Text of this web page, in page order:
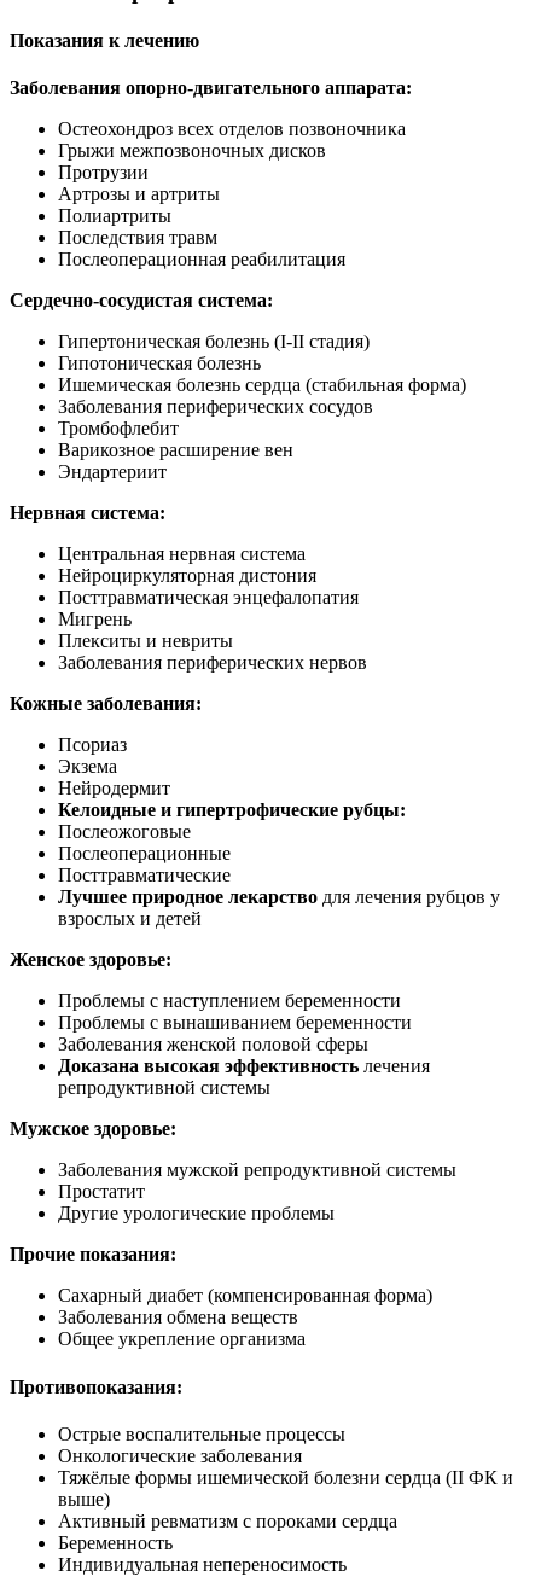
Показания к лечению
Заболевания опорно-двигательного аппарата:
Остеохондроз всех отделов позвоночника
Грыжи межпозвоночных дисков
Протрузии
Артрозы и артриты
Полиартриты
Последствия травм
Послеоперационная реабилитация
Сердечно-сосудистая система:
Гипертоническая болезнь (I-II стадия)
Гипотоническая болезнь
Ишемическая болезнь сердца (стабильная форма)
Заболевания периферических сосудов
Тромбофлебит
Варикозное расширение вен
Эндартериит
Нервная система:
Центральная нервная система
Нейроциркуляторная дистония
Посттравматическая энцефалопатия
Мигрень
Плекситы и невриты
Заболевания периферических нервов
Кожные заболевания:
Псориаз
Экзема
Нейродермит
Келоидные и гипертрофические рубцы:
Послеожоговые
Послеоперационные
Посттравматические
Лучшее природное лекарство для лечения рубцов у
взрослых и детей
Женское здоровье:
Проблемы с наступлением беременности
Проблемы с вынашиванием беременности
Заболевания женской половой сферы
Доказана высокая эффективность лечения
репродуктивной системы
Мужское здоровье:
Заболевания мужской репродуктивной системы
Простатит
Другие урологические проблемы
Прочие показания:
Сахарный диабет (компенсированная форма)
Заболевания обмена веществ
Общее укрепление организма
Противопоказания:
Острые воспалительные процессы
Онкологические заболевания
Тяжёлые формы ишемической болезни сердца (II ФК и
выше)
Активный ревматизм с пороками сердца
Беременность
Индивидуальная непереносимость